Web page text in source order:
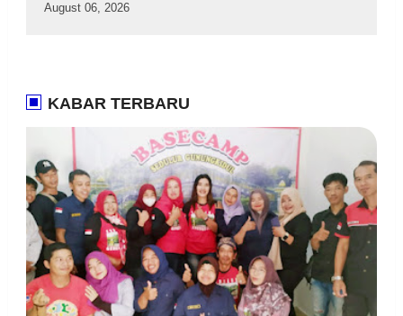
August 06, 2026
KABAR TERBARU